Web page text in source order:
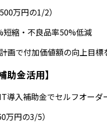
万円の1/2）
短縮・不良品率50%低減
画で付加価値額の向上目
金活用】
導入補助金でセルフオー
万円の3/5）